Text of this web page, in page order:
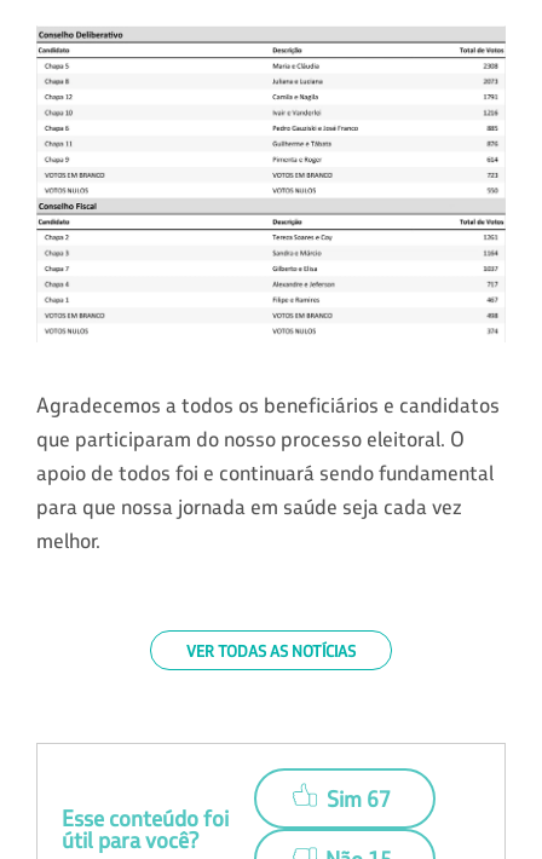
Agradecemos a todos os beneficiários e candidatos
que participaram do nosso processo eleitoral. O
apoio de todos foi e continuará sendo fundamental
para que nossa jornada em saúde seja cada vez
melhor.
VER TODAS AS NOTÍCIAS
Esse conteúdo foi
útil para você?
Sim 67